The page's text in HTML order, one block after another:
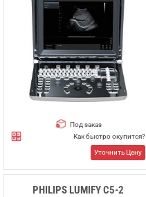
Под заказ
Как быстро окупится?
Уточнить Цену
PHILIPS LUMIFY C5-2